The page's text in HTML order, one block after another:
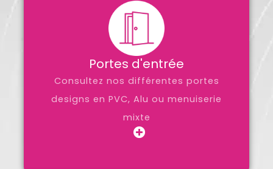
Portes d'entrée
Consultez nos différentes portes
designs en PVC, Alu ou menuiserie
mixte